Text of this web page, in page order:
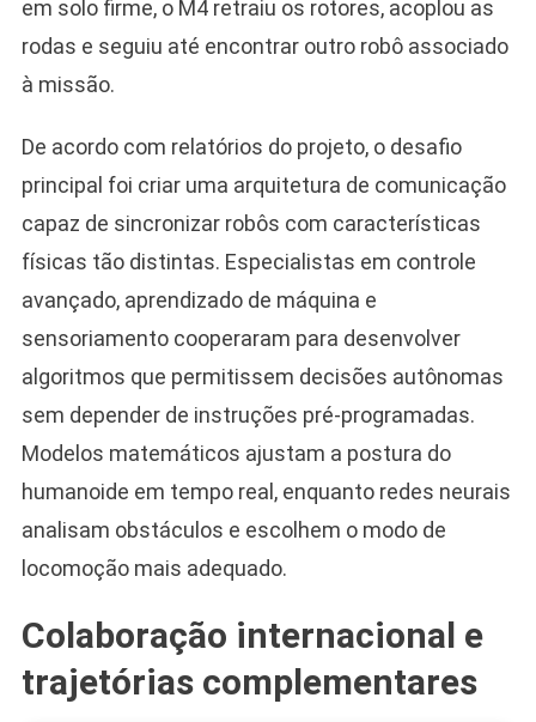
em solo firme, o M4 retraiu os rotores, acoplou as
rodas e seguiu até encontrar outro robô associado
à missão.
De acordo com relatórios do projeto, o desafio
principal foi criar uma arquitetura de comunicação
capaz de sincronizar robôs com características
físicas tão distintas. Especialistas em controle
avançado, aprendizado de máquina e
sensoriamento cooperaram para desenvolver
algoritmos que permitissem decisões autônomas
sem depender de instruções pré-programadas.
Modelos matemáticos ajustam a postura do
humanoide em tempo real, enquanto redes neurais
analisam obstáculos e escolhem o modo de
locomoção mais adequado.
Colaboração internacional e
trajetórias complementares